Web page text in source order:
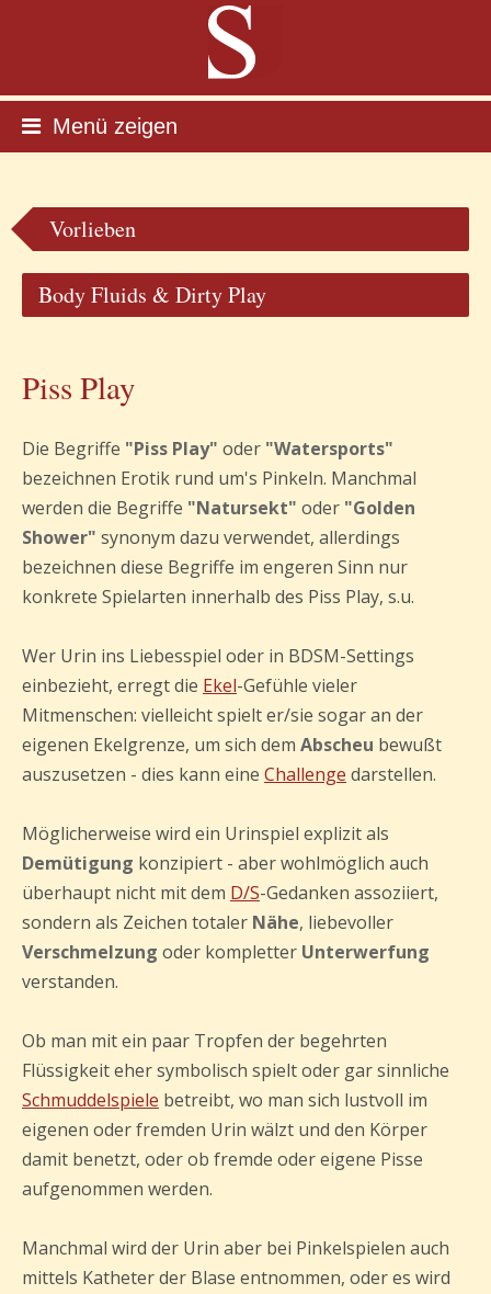
Menü zeigen
Vorlieben
Body Fluids & Dirty Play
Piss Play
Die Begriffe "Piss Play" oder "Watersports"
bezeichnen Erotik rund um's Pinkeln. Manchmal
werden die Begriffe "Natursekt" oder "Golden
Shower" synonym dazu verwendet, allerdings
bezeichnen diese Begriffe im engeren Sinn nur
konkrete Spielarten innerhalb des Piss Play, s.u.
Wer Urin ins Liebesspiel oder in BDSM-Settings
einbezieht, erregt die Ekel-Gefühle vieler
Mitmenschen: vielleicht spielt er/sie sogar an der
eigenen Ekelgrenze, um sich dem Abscheu bewußt
auszusetzen - dies kann eine Challenge darstellen.
Möglicherweise wird ein Urinspiel explizit als
Demütigung konzipiert - aber wohlmöglich auch
überhaupt nicht mit dem D/S-Gedanken assoziiert,
sondern als Zeichen totaler Nähe, liebevoller
Verschmelzung oder kompletter Unterwerfung
verstanden.
Ob man mit ein paar Tropfen der begehrten
Flüssigkeit eher symbolisch spielt oder gar sinnliche
Schmuddelspiele betreibt, wo man sich lustvoll im
eigenen oder fremden Urin wälzt und den Körper
damit benetzt, oder ob fremde oder eigene Pisse
aufgenommen werden.
Manchmal wird der Urin aber bei Pinkelspielen auch
mittels Katheter der Blase entnommen, oder es wird